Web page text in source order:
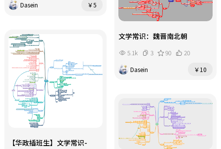
Dasein
￥5
文学常识：魏晋南北朝
5.1k 3 90
20
Dasein
￥10
【华政插班生】文学常识-